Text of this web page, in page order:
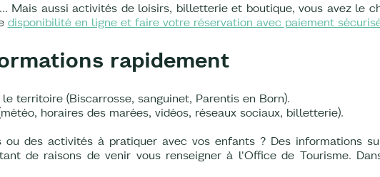
Mais aussi activités de loisirs, billetterie et boutique, vous avez le
disponibilité en ligne et faire votre réservation avec paiement
rapidement
territoire (Biscarrosse, sanguinet, Parentis en Born).
horaires des marées, vidéos, réseaux sociaux, billetterie).
des activités à pratiquer avec vos enfants ? Des informations
de raisons de venir vous renseigner à l'Office de Tourisme.